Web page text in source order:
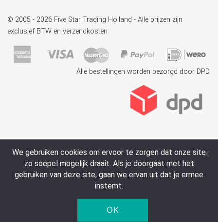
© 2005 - 2026 Five Star Trading Holland - Alle prijzen zijn
exclusief BTW en verzendkosten.
Alle bestellingen worden bezorgd door DPD.
We gebruiken cookies om ervoor te zorgen dat onze site
zo soepel mogelijk draait. Als je doorgaat met het
gebruiken van deze site, gaan we ervan uit dat je ermee
instemt.
OK